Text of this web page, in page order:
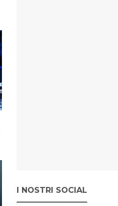
I NOSTRI SOCIAL